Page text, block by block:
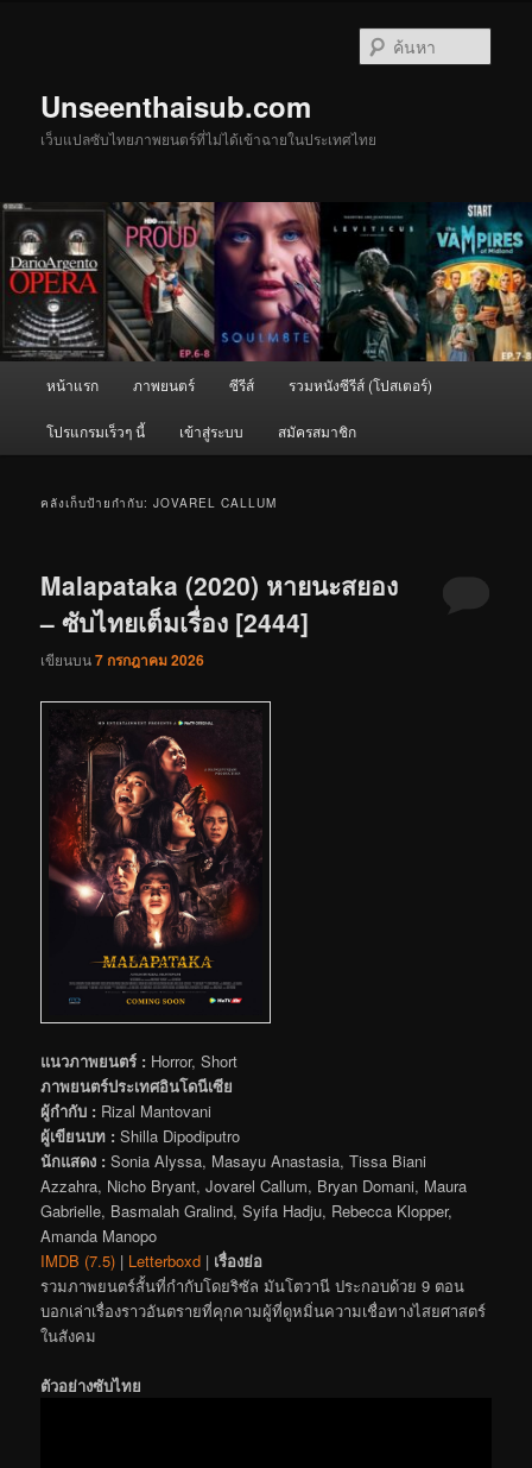
Unseenthaisub.com
เว็บแปลซับไทยภาพยนตร์ที่ไม่ได้เข้าฉายในประเทศไทย
หน้าแรก ภาพยนตร์ ซีรีส์ รวมหนังซีรีส์ (โปสเตอร์)
โปรแกรมเร็วๆ นี้ เข้าสู่ระบบ สมัครสมาชิก
คลังเก็บป้ายกำกับ:JOVAREL CALLUM
Malapataka (2020) หายนะสยอง
– ซับไทยเต็มเรื่อง [2444]
เขียนบน7 กรกฎาคม 2026
แนวภาพยนตร์ : Horror, Short
ภาพยนตร์ประเทศอินโดนีเซีย
ผู้กำกับ : Rizal Mantovani
ผู้เขียนบท : Shilla Dipodiputro
นักแสดง : Sonia Alyssa, Masayu Anastasia, Tissa Biani
Azzahra, Nicho Bryant, Jovarel Callum, Bryan Domani, Maura
Gabrielle, Basmalah Gralind, Syifa Hadju, Rebecca Klopper,
Amanda Manopo
IMDB (7.5) | Letterboxd | เรื่องย่อ
รวมภาพยนตร์สั้นที่กำกับโดยริซัล มันโตวานี ประกอบด้วย 9 ตอน
บอกเล่าเรื่องราวอันตรายที่คุกคามผู้ที่ดูหมิ่นความเชื่อทางไสยศาสตร์
ในสังคม
ตัวอย่างซับไทย